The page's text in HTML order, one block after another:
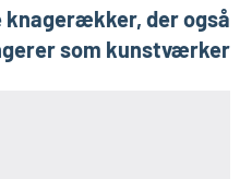
knagerækker, der også
som kunstværker